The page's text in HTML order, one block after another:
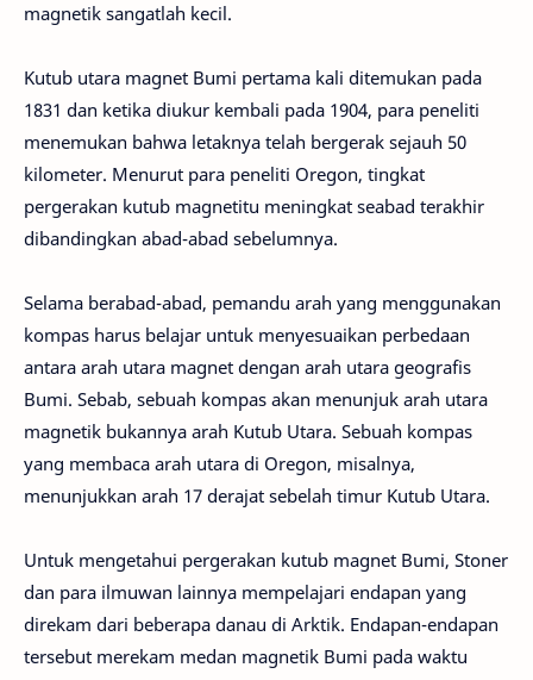
magnetik sangatlah kecil.
Kutub utara magnet Bumi pertama kali ditemukan pada
1831 dan ketika diukur kembali pada 1904, para peneliti
menemukan bahwa letaknya telah bergerak sejauh 50
kilometer. Menurut para peneliti Oregon, tingkat
pergerakan kutub magnetitu meningkat seabad terakhir
dibandingkan abad-abad sebelumnya.
Selama berabad-abad, pemandu arah yang menggunakan
kompas harus belajar untuk menyesuaikan perbedaan
antara arah utara magnet dengan arah utara geografis
Bumi. Sebab, sebuah kompas akan menunjuk arah utara
magnetik bukannya arah Kutub Utara. Sebuah kompas
yang membaca arah utara di Oregon, misalnya,
menunjukkan arah 17 derajat sebelah timur Kutub Utara.
Untuk mengetahui pergerakan kutub magnet Bumi, Stoner
dan para ilmuwan lainnya mempelajari endapan yang
direkam dari beberapa danau di Arktik. Endapan-endapan
tersebut merekam medan magnetik Bumi pada waktu